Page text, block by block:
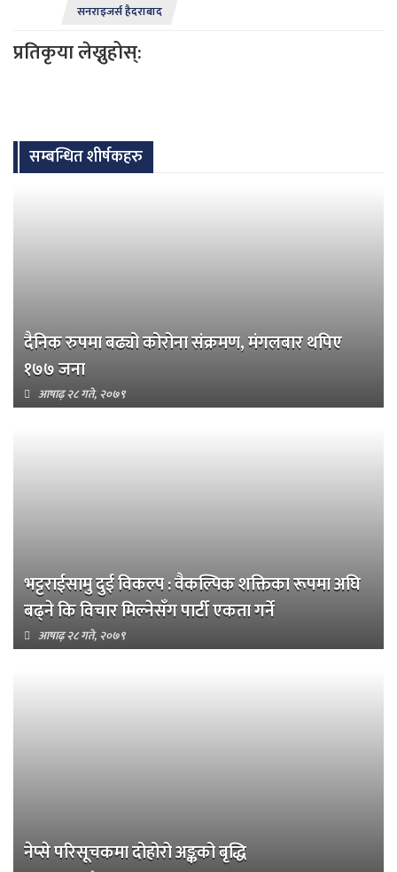
सनराइजर्स हैदराबाद
प्रतिकृया लेख्नुहोस्:
सम्बन्धित शीर्षकहरु
दैनिक रुपमा बढ्यो कोरोना संक्रमण, मंगलबार थपिए
१७७ जना
आषाढ़ २८ गते, २०७९
भट्टराईसामु दुई विकल्प : वैकल्पिक शक्तिका रूपमा अघि
बढ्ने कि विचार मिल्नेसँग पार्टी एकता गर्ने
आषाढ़ २८ गते, २०७९
नेप्से परिसूचकमा दोहोरो अङ्कको बृद्धि